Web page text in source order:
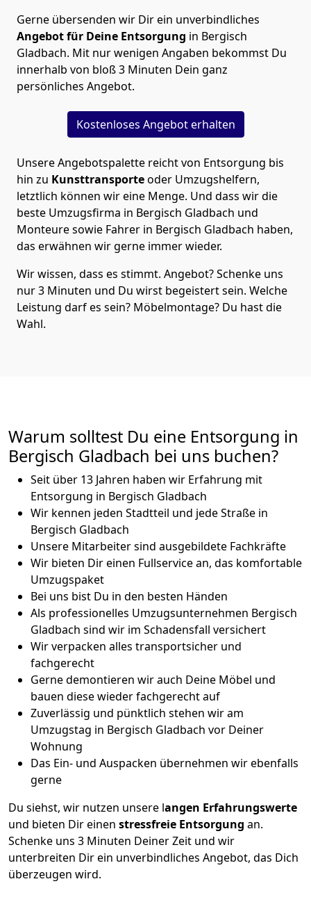
Gerne übersenden wir Dir ein unverbindliches
Angebot für Deine Entsorgung in Bergisch
Gladbach. Mit nur wenigen Angaben bekommst Du
innerhalb von bloß 3 Minuten Dein ganz
persönliches Angebot.
Kostenloses Angebot erhalten
Unsere Angebotspalette reicht von Entsorgung bis
hin zu Kunsttransporteoder Umzugshelfern,
letztlich können wir eine Menge. Und dass wir die
beste Umzugsfirma in Bergisch Gladbach und
Monteure sowie Fahrer in Bergisch Gladbach haben,
das erwähnen wir gerne immer wieder.
Wir wissen, dass es stimmt. Angebot? Schenke uns
nur 3 Minuten und Du wirst begeistert sein. Welche
Leistung darf es sein? Möbelmontage? Du hast die
Wahl.
Warum solltest Du eine Entsorgung in
Bergisch Gladbach bei uns buchen?
Seit über 13 Jahren haben wir Erfahrung mit
Entsorgung in Bergisch Gladbach
Wir kennen jeden Stadtteil und jede Straße in
Bergisch Gladbach
Unsere Mitarbeiter sind ausgebildete Fachkräfte
Wir bieten Dir einen Fullservice an, das komfortable
Umzugspaket
Bei uns bist Du in den besten Händen
Als professionelles Umzugsunternehmen Bergisch
Gladbach sind wir im Schadensfall versichert
Wir verpacken alles transportsicher und
fachgerecht
Gerne demontieren wir auch Deine Möbel und
bauen diese wieder fachgerecht auf
Zuverlässig und pünktlich stehen wir am
Umzugstag in Bergisch Gladbach vor Deiner
Wohnung
Das Ein- und Auspacken übernehmen wir ebenfalls
gerne
Du siehst, wir nutzen unsere langen Erfahrungswerte
und bieten Dir einen stressfreie Entsorgung an.
Schenke uns 3 Minuten Deiner Zeit und wir
unterbreiten Dir ein unverbindliches Angebot, das Dich
überzeugen wird.